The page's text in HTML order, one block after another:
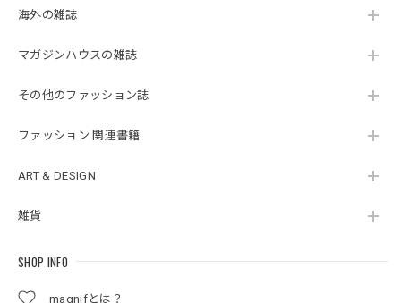
海外の雑誌
マガジンハウスの雑誌
その他のファッション誌
ファッション 関連書籍
ART & DESIGN
雑貨
SHOP INFO
magnifとは？